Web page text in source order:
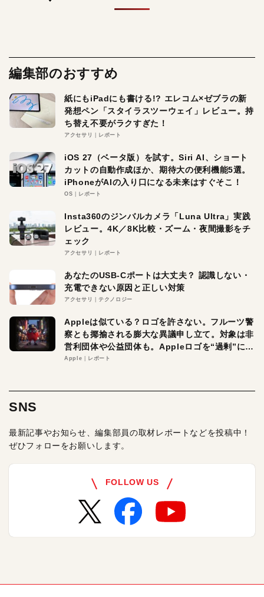
編集部のおすすめ
紙にもiPadにも書ける!? エレコム×ゼブラの新
発想ペン「スタイラスツーウェイ」レビュー。持
ち替え不要がラクすぎた！
アクセサリ レポート
iOS 27（ベータ版）を試す。Siri AI、ショート
カットの自動作成ほか、期待大の便利機能5選。
iPhoneがAIの入り口になる未来はすぐそこ！
OS レポート
Insta360のジンバルカメラ「Luna Ultra」実践
レビュー。4K／8K比較・ズーム・夜間撮影をチ
ェック
アクセサリ レポート
あなたのUSB-Cポートは大丈夫？ 認識しない・
充電できない原因と正しい対策
アクセサリ テクノロジー
Appleは似ている？ロゴを許さない。フルーツ警
察とも揶揄される膨大な異議申し立て。対象は非
営利団体や公益団体も。Appleロゴを“過剰”に守
る理由とは
Apple レポート
SNS
最新記事やお知らせ、編集部員の取材レポートなどを投稿中！
ぜひフォローをお願いします。
FOLLOW US